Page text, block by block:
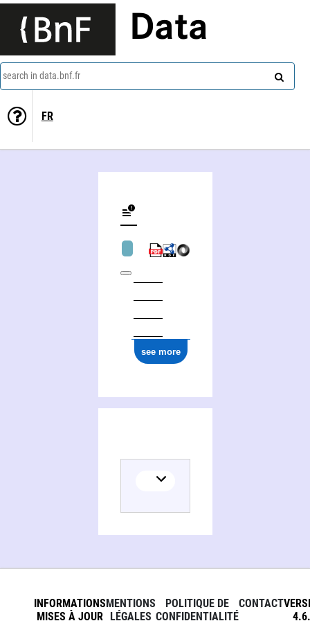
Data
search in data.bnf.fr
FR
see more
INFORMATIONS
MISES À JOUR
MENTIONS
LÉGALES
POLITIQUE DE
CONFIDENTIALITÉ
CONTACT